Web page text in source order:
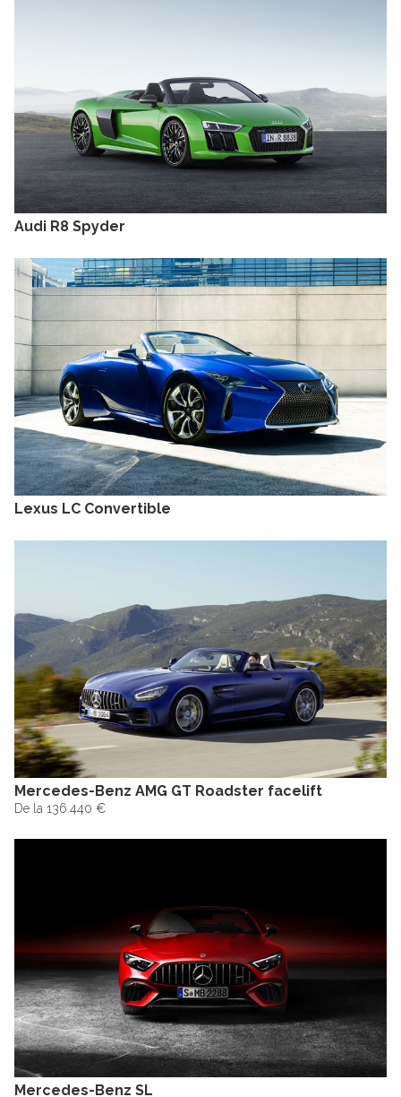
Audi R8 Spyder
Lexus LC Convertible
Mercedes-Benz AMG GT Roadster facelift
De la 136.440 €
Mercedes-Benz SL